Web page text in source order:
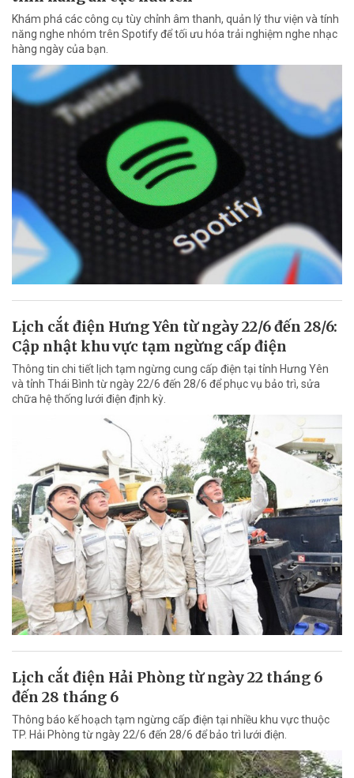
Khám phá các công cụ tùy chỉnh âm thanh, quản lý thư viện và tính
năng nghe nhóm trên Spotify để tối ưu hóa trải nghiệm nghe nhạc
hàng ngày của bạn.
Lịch cắt điện Hưng Yên từ ngày 22/6 đến 28/6:
Cập nhật khu vực tạm ngừng cấp điện
Thông tin chi tiết lịch tạm ngừng cung cấp điện tại tỉnh Hưng Yên
và tỉnh Thái Bình từ ngày 22/6 đến 28/6 để phục vụ bảo trì, sửa
chữa hệ thống lưới điện định kỳ.
Lịch cắt điện Hải Phòng từ ngày 22 tháng 6
đến 28 tháng 6
Thông báo kế hoạch tạm ngừng cấp điện tại nhiều khu vực thuộc
TP. Hải Phòng từ ngày 22/6 đến 28/6 để bảo trì lưới điện.